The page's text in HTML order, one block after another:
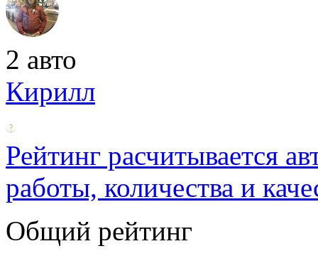
2 авто
Кирилл
Рейтинг расчитывается
работы, количества и
Общий рейтинг